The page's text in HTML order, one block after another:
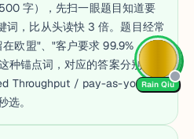
字），先扫一眼题目知道要
词，比从头读快 3 倍。题目经常
欧盟"、"客户要求 99.9%
种锚点词，对应的答案分别是
Throughput / pay-as-you-
选。
Rain Qiu